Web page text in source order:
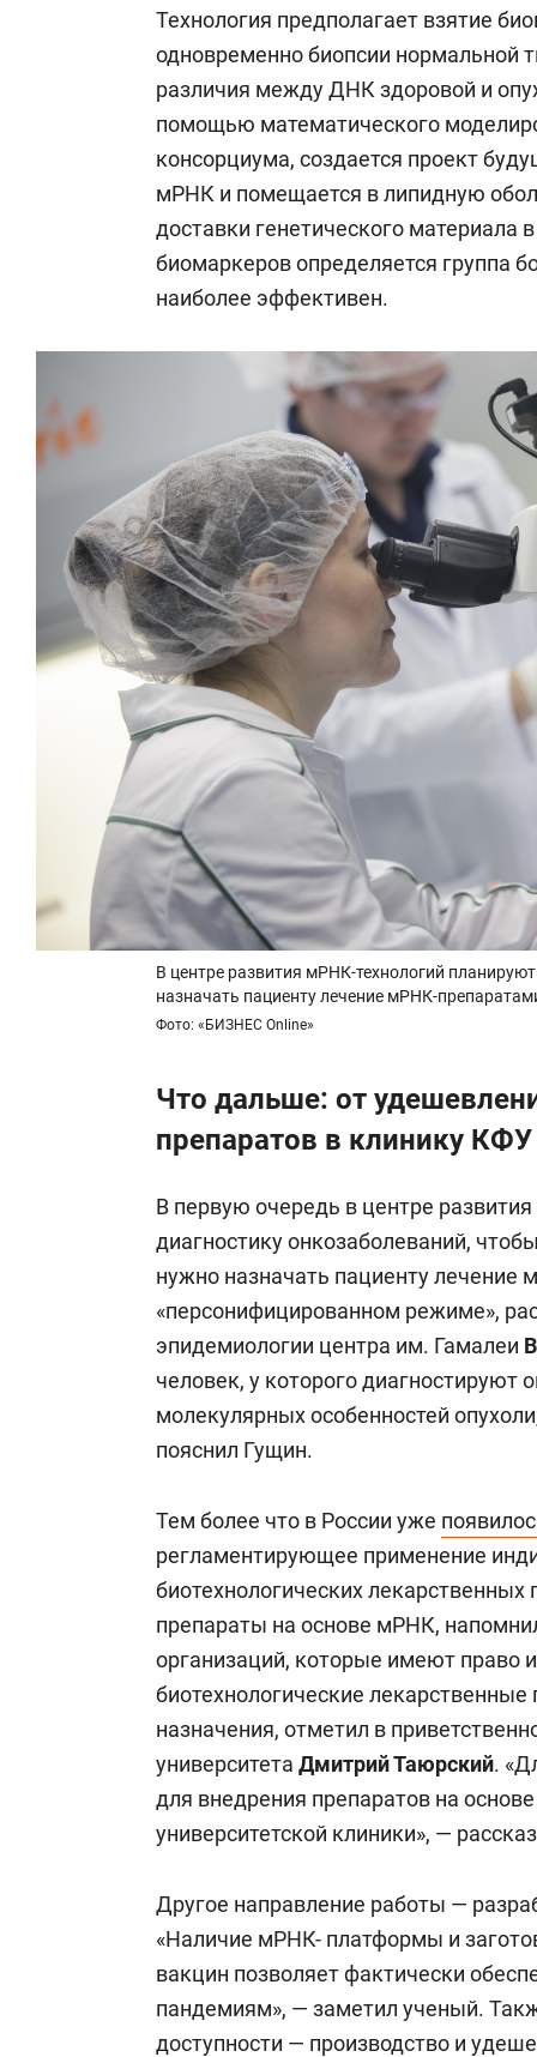
Технология предполагает взятие
одновременно биопсии нормальной
различия между ДНК здоровой и
помощью математического
консорциума, создается проект
мРНК и помещается в липидную
доставки генетического
биомаркеров определяется группа
наиболее эффективен.
В центре развития мРНК-технологий
назначать пациенту лечение мРНК-
Фото: «БИЗНЕС Online»
Что дальше: от
препаратов в клинику КФУ
В первую очередь в центре
диагностику онкозаболеваний,
нужно назначать пациенту лечение
«персонифицированном режиме»,
эпидемиологии центра им. Гамалеи
человек, у которого диагностируют
молекулярных особенностей
пояснил Гущин.
Тем более что в России уже
регламентирующее применение
биотехнологических
препараты на основе мРНК,
организаций, которые имеют право
биотехнологические
назначения, отметил в
университета Дмитрий Таюрский.
для внедрения препаратов на
университетской клиники», —
Другое направление работы —
«Наличие мРНК- платформы и
вакцин позволяет фактически
пандемиям», — заметил ученый.
доступности — производство и